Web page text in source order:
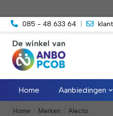
085 - 48 633 64
Home Aanbiedingen
Home Merken Alecto